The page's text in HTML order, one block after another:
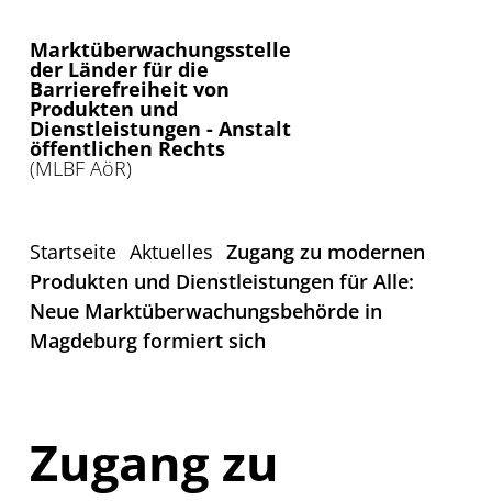
Marktüberwachungsstelle
der Länder für die
Barrierefreiheit von
Produkten und
Dienstleistungen - Anstalt
öffentlichen Rechts
(MLBF AöR)
Startseite Aktuelles Zugang zu modernen
Produkten und Dienstleistungen für Alle:
Neue Marktüberwachungsbehörde in
Magdeburg formiert sich
Zugang zu